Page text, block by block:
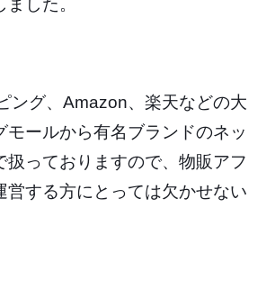
した。
ング、Amazon、楽天などの大
モールから有名ブランドのネッ
扱っておりますので、物販アフ
営する方にとっては欠かせない